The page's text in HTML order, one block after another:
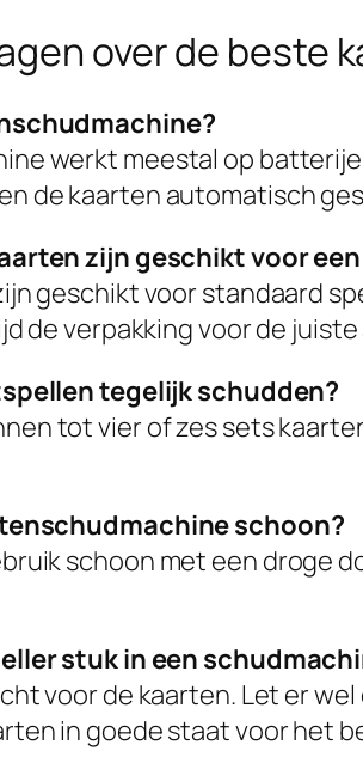
over de beste
werkt meestal op
de kaarten automatisch
zijn geschikt voor
geschikt voor standaard
de verpakking voor de
tegelijk schudden?
tot vier of zes sets
schoon?
schoon met een droge
stuk in een
voor de kaarten. Let er
in goede staat voor het